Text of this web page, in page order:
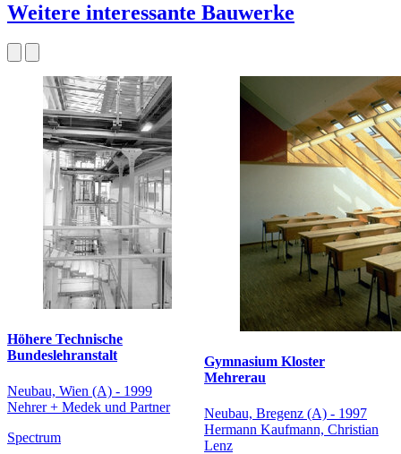
Weitere interessante Bauwerke
Höhere Technische
Bundeslehranstalt
Neubau, Wien (A) - 1999
Nehrer + Medek und Partner
Spectrum
Gymnasium Kloster
Mehrerau
Neubau, Bregenz (A) - 1997
Hermann Kaufmann, Christian
Lenz